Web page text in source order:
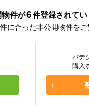
件が6件登録されてい
に合った非公開物件をご
パデ
購入